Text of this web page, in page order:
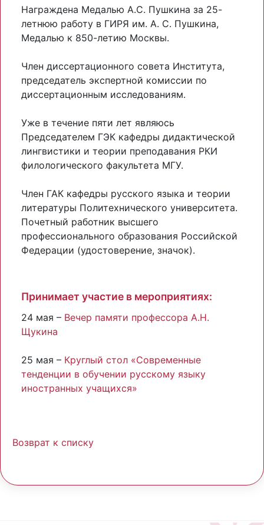
Награждена Медалью А.С. Пушкина за 25-
летнюю работу в ГИРЯ им. А. С. Пушкина,
Медалью к 850-летию Москвы.
Член диссертационного совета Института,
председатель экспертной комиссии по
диссертационным исследованиям.
Уже в течение пяти лет являюсь
Председателем ГЭК кафедры дидактической
лингвистики и теории преподавания РКИ
филологического факультета МГУ.
Член ГАК кафедры русского языка и теории
литературы Политехнического университета.
Почетный работник высшего
профессионального образования Российской
Федерации (удостоверение, значок).
Принимает участие в мероприятиях:
24 мая – Вечер памяти профессора А.Н.
Щукина
25 мая – Круглый стол «Современные
тенденции в обучении русскому языку
иностранных учащихся»
Возврат к списку